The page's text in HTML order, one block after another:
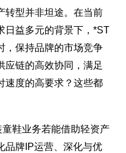
转型并非坦途。在当前
日益多元的背景下，*ST
，保持品牌的市场竞争
应链的高效协同，满足
速度的高要求？这些都
鞋业务若能借助轻资产
品牌IP运营、深化与优